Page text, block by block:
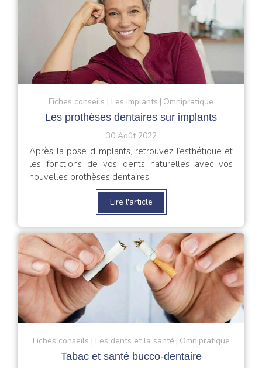
Fiches conseils Les implants Omnipratique
Les prothèses dentaires sur implants
30 Août 2022
Après la pose d’implants, retrouvez l’esthétique et
les fonctions de vos dents naturelles avec vos
nouvelles prothèses dentaires.
Lire l'article
Fiches conseils Les dents et la santé Omnipratique
Tabac et santé bucco-dentaire